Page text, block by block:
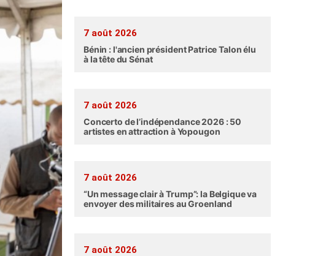
7 août 2026
Bénin : l'ancien président Patrice Talon élu
à la tête du Sénat
7 août 2026
Concerto de l’indépendance 2026 : 50
artistes en attraction à Yopougon
7 août 2026
“Un message clair à Trump”: la Belgique va
envoyer des militaires au Groenland
7 août 2026